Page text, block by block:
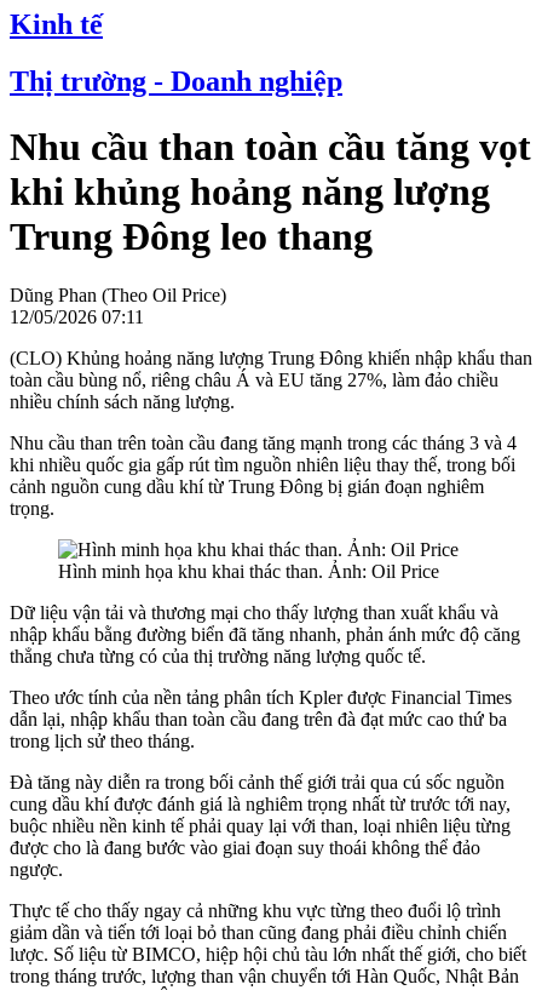
Kinh tế
Thị trường - Doanh nghiệp
Nhu cầu than toàn cầu tăng vọt
khi khủng hoảng năng lượng
Trung Đông leo thang
Dũng Phan (Theo Oil Price)
12/05/2026 07:11
(CLO) Khủng hoảng năng lượng Trung Đông khiến nhập khẩu than
toàn cầu bùng nổ, riêng châu Á và EU tăng 27%, làm đảo chiều
nhiều chính sách năng lượng.
Nhu cầu than trên toàn cầu đang tăng mạnh trong các tháng 3 và 4
khi nhiều quốc gia gấp rút tìm nguồn nhiên liệu thay thế, trong bối
cảnh nguồn cung dầu khí từ Trung Đông bị gián đoạn nghiêm
trọng.
Hình minh họa khu khai thác than. Ảnh: Oil Price
Dữ liệu vận tải và thương mại cho thấy lượng than xuất khẩu và
nhập khẩu bằng đường biển đã tăng nhanh, phản ánh mức độ căng
thẳng chưa từng có của thị trường năng lượng quốc tế.
Theo ước tính của nền tảng phân tích Kpler được Financial Times
dẫn lại, nhập khẩu than toàn cầu đang trên đà đạt mức cao thứ ba
trong lịch sử theo tháng.
Đà tăng này diễn ra trong bối cảnh thế giới trải qua cú sốc nguồn
cung dầu khí được đánh giá là nghiêm trọng nhất từ trước tới nay,
buộc nhiều nền kinh tế phải quay lại với than, loại nhiên liệu từng
được cho là đang bước vào giai đoạn suy thoái không thể đảo
ngược.
Thực tế cho thấy ngay cả những khu vực từng theo đuổi lộ trình
giảm dần và tiến tới loại bỏ than cũng đang phải điều chỉnh chiến
lược. Số liệu từ BIMCO, hiệp hội chủ tàu lớn nhất thế giới, cho biết
trong tháng trước, lượng than vận chuyển tới Hàn Quốc, Nhật Bản